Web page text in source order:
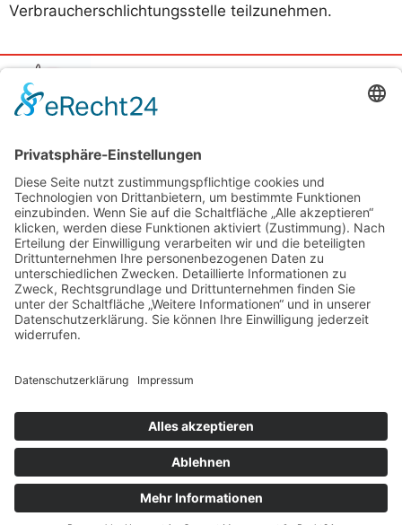
Verbraucherschlichtungsstelle teilzunehmen.
Quick Links
Photoessays
Portraits
Assignments
About
Contact Info
© 2026 Younic. All Rights Reserved.